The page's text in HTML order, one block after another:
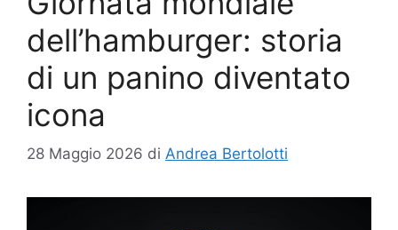
dell’hamburger: storia
di un panino diventato
icona
28 Maggio 2026 di Andrea Bertolotti